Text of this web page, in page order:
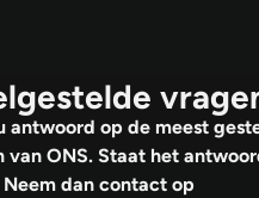
antwoord op de meest
van ONS. Staat het
dan contact op